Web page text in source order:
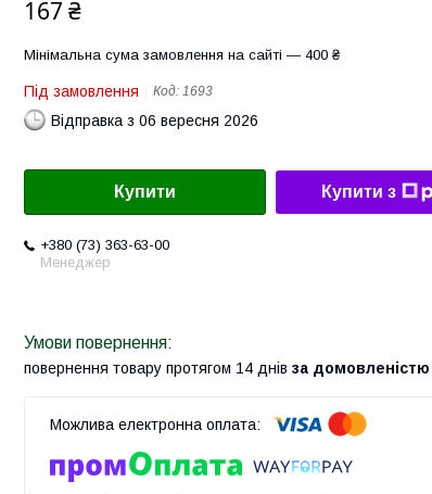
167 ₴
Мінімальна сума замовлення на сайті — 400 ₴
Під замовлення Код: 1693
Відправка з 06 вересня 2026
Купити Купити з
+380 (73) 363-63-00
Менеджер
повернення товару протягом 14 днів за домовленістю